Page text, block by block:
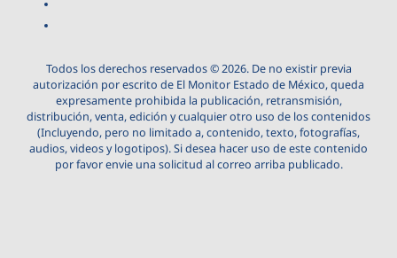
Todos los derechos reservados © 2026. De no existir previa
autorización por escrito de El Monitor Estado de México, queda
expresamente prohibida la publicación, retransmisión,
distribución, venta, edición y cualquier otro uso de los contenidos
(Incluyendo, pero no limitado a, contenido, texto, fotografías,
audios, videos y logotipos). Si desea hacer uso de este contenido
por favor envie una solicitud al correo arriba publicado.